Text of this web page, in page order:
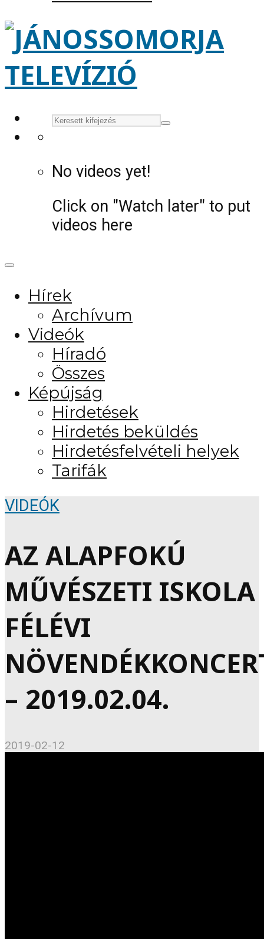
No videos yet!
Click on "Watch later" to put
videos here
Hírek
Archívum
Videók
Híradó
Összes
Képújság
Hirdetések
Hirdetés beküldés
Hirdetésfelvételi helyek
Tarifák
VIDEÓK
AZ ALAPFOKÚ
MŰVÉSZETI ISKOLA
FÉLÉVI
– 2019.02.04.
2019-02-12